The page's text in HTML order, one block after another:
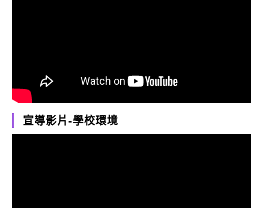
宣導影片-學校環境